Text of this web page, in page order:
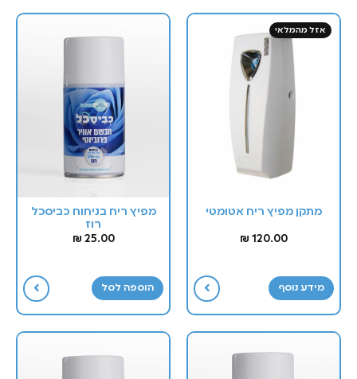
אזל מהמלאי
מתקן מפיץ ריח אטומטי
120.00
₪
מידע נוסף
מפיץ ריח בניחוח כביסכל
רוז
25.00
₪
הוספה לסל